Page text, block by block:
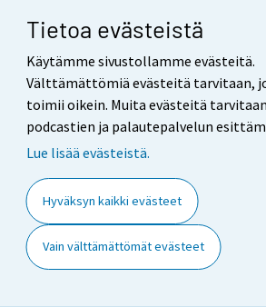
Tietoa evästeistä
Käytämme sivustollamme evästeitä.
Välttämättömiä evästeitä tarvitaan,
toimii oikein. Muita evästeitä
podcastien ja palautepalvelun
Lue lisää evästeistä.
Hyväksyn kaikki evästeet
Vain välttämättömät evästeet
Yhteystiedot
Palaute
Käyttöehdot
Saavutettavuus
Tietoa sivustosta
Evästeasetukset